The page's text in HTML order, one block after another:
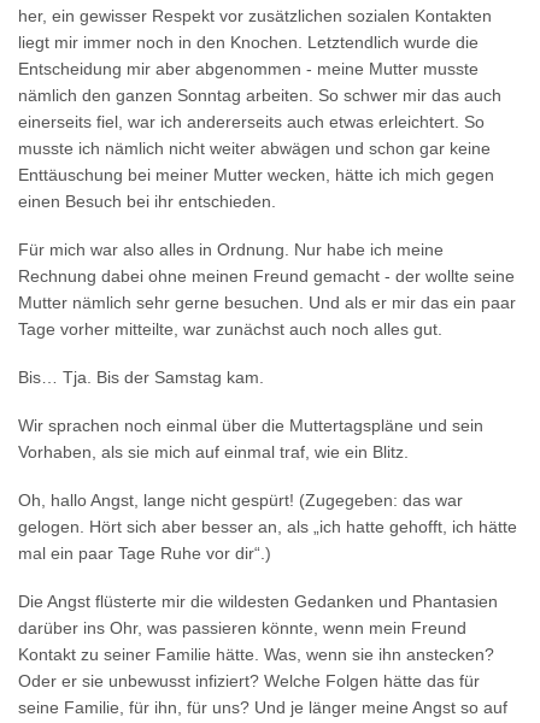
her, ein gewisser Respekt vor zusätzlichen sozialen Kontakten
liegt mir immer noch in den Knochen. Letztendlich wurde die
Entscheidung mir aber abgenommen - meine Mutter musste
nämlich den ganzen Sonntag arbeiten. So schwer mir das auch
einerseits fiel, war ich andererseits auch etwas erleichtert. So
musste ich nämlich nicht weiter abwägen und schon gar keine
Enttäuschung bei meiner Mutter wecken, hätte ich mich gegen
einen Besuch bei ihr entschieden.
Für mich war also alles in Ordnung. Nur habe ich meine
Rechnung dabei ohne meinen Freund gemacht - der wollte seine
Mutter nämlich sehr gerne besuchen. Und als er mir das ein paar
Tage vorher mitteilte, war zunächst auch noch alles gut.
Bis… Tja. Bis der Samstag kam.
Wir sprachen noch einmal über die Muttertagspläne und sein
Vorhaben, als sie mich auf einmal traf, wie ein Blitz.
Oh, hallo Angst, lange nicht gespürt! (Zugegeben: das war
gelogen. Hört sich aber besser an, als „ich hatte gehofft, ich hätte
mal ein paar Tage Ruhe vor dir“.)
Die Angst flüsterte mir die wildesten Gedanken und Phantasien
darüber ins Ohr, was passieren könnte, wenn mein Freund
Kontakt zu seiner Familie hätte. Was, wenn sie ihn anstecken?
Oder er sie unbewusst infiziert? Welche Folgen hätte das für
seine Familie, für ihn, für uns? Und je länger meine Angst so auf